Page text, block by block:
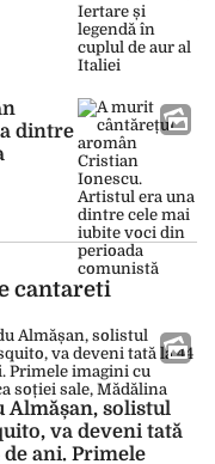
dintre
cantareti
Almășan, solistul
va deveni tată
de ani. Primele